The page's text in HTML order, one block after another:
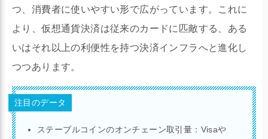
つ、消費者に使いやすい形で広がっています。これに
より、仮想通貨決済は従来のカードに匹敵する、ある
いはそれ以上の利便性を持つ決済インフラへと進化し
つつあります。
注目のデータ
ステーブルコインのオンチェーン取引量：Visaや